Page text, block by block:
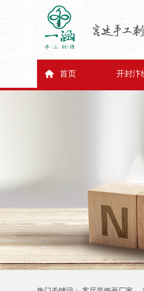
首页 开封汴